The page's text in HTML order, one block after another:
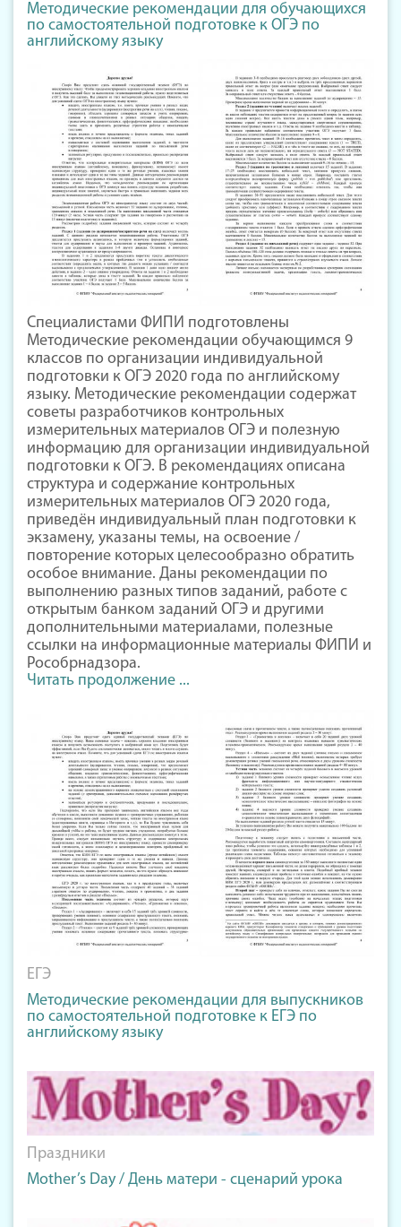
Методические рекомендации для обучающихся
по самостоятельной подготовке к ОГЭ по
английскому языку
Специалистами ФИПИ подготовлены
Методические рекомендации обучающимся 9
классов по организации индивидуальной
подготовки к ОГЭ 2020 года по английскому
языку. Методические рекомендации содержат
советы разработчиков контрольных
измерительных материалов ОГЭ и полезную
информацию для организации индивидуальной
подготовки к ОГЭ. В рекомендациях описана
структура и содержание контрольных
измерительных материалов ОГЭ 2020 года,
приведён индивидуальный план подготовки к
экзамену, указаны темы, на освоение /
повторение которых целесообразно обратить
особое внимание. Даны рекомендации по
выполнению разных типов заданий, работе с
открытым банком заданий ОГЭ и другими
дополнительными материалами, полезные
ссылки на информационные материалы ФИПИ и
Рособрнадзора.
Читать продолжение ...
ЕГЭ
Методические рекомендации для выпускников
по самостоятельной подготовке к ЕГЭ по
английскому языку
Праздники
Mother’s Day / День матери - сценарий урока